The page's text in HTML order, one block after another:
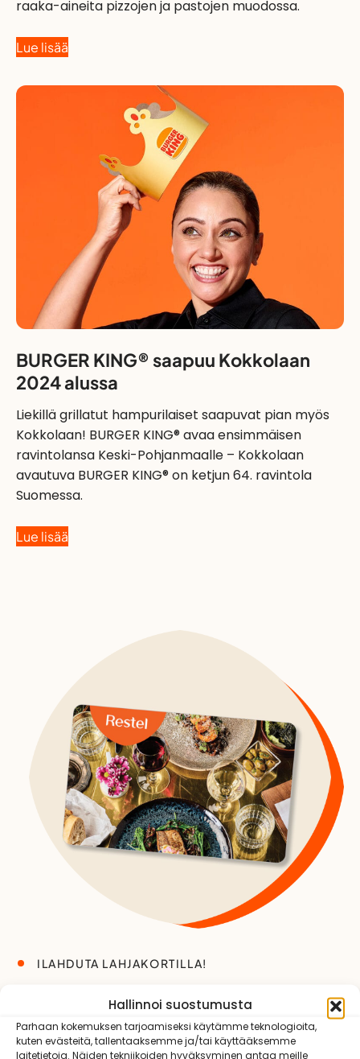
Hallinnoi suostumusta
Parhaan kokemuksen tarjoamiseksi käytämme teknologioita,
kuten evästeitä, tallentaaksemme ja/tai käyttääksemme
laitetietoja. Näiden tekniikoiden hyväksyminen antaa meille
raaka-aineita pizzojen ja pastojen muodossa.
Lue lisää
BURGER KING® saapuu Kokkolaan
2024 alussa
Liekillä grillatut hampurilaiset saapuvat pian myös
Kokkolaan! BURGER KING® avaa ensimmäisen
ravintolansa Keski-Pohjanmaalle – Kokkolaan
avautuva BURGER KING® on ketjun 64. ravintola
Suomessa.
Lue lisää
ILAHDUTA LAHJAKORTILLA!
Ravintolaelämyksiä lahjaksi
Restelin lahjakorteilla!